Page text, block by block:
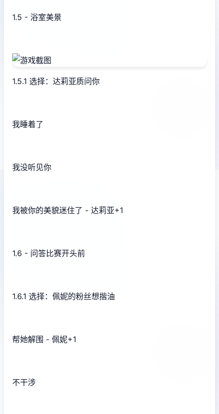
1.5 - 浴室美景
1.5.1 选择：达莉亚质问你
我睡着了
我没听见你
我被你的美貌迷住了 - 达莉亚+1
1.6 - 问答比赛开头前
1.6.1 选择：佩妮的粉丝想揩油
帮她解围 - 佩妮+1
不干涉